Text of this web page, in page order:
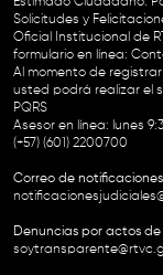
Estimado Ciudadano:
Solicitudes y
Oficial Institucional de
formulario en línea:
Al momento de
usted podrá realizar el
PQRS
Asesor en línea: lunes
(+57) (601) 2200700
Correo de
Denuncias por actos